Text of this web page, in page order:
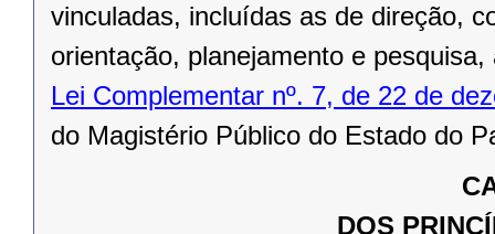
vinculadas, incluídas as de direção,
orientação, planejamento e
Lei Complementar nº. 7, de 22 de
do Magistério Público do Estado do
DOS